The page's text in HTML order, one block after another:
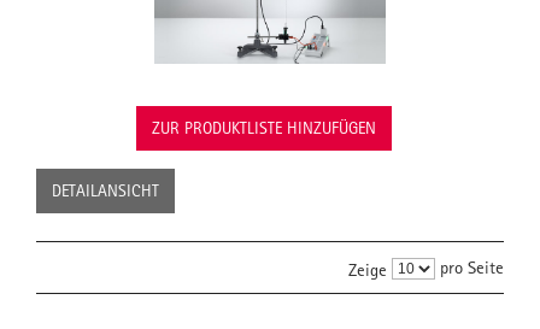
ZUR PRODUKTLISTE HINZUFÜGEN
DETAILANSICHT
Zeige pro Seite